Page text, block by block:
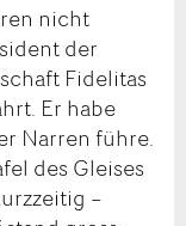
nicht
der
Fidelitas
Er habe
Narren führe.
des Gleises
–